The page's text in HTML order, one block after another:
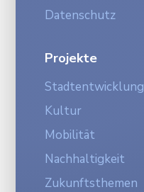
Datenschutz
Projekte
Stadtentwicklung
Kultur
Mobilität
Nachhaltigkeit
Zukunftsthemen